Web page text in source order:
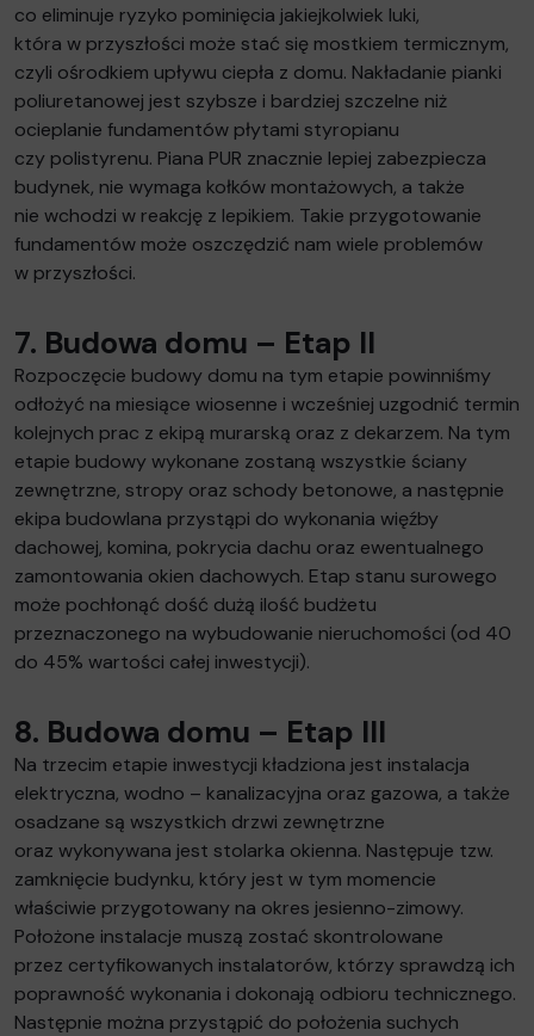
co eliminuje ryzyko pominięcia jakiejkolwiek luki,
która w przyszłości może stać się mostkiem termicznym,
czyli ośrodkiem upływu ciepła z domu. Nakładanie pianki
poliuretanowej jest szybsze i bardziej szczelne niż
ocieplanie fundamentów płytami styropianu
czy polistyrenu. Piana PUR znacznie lepiej zabezpiecza
budynek, nie wymaga kołków montażowych, a także
nie wchodzi w reakcję z lepikiem. Takie przygotowanie
fundamentów może oszczędzić nam wiele problemów
w przyszłości.
7. Budowa domu – Etap II
Rozpoczęcie budowy domu na tym etapie powinniśmy
odłożyć na miesiące wiosenne i wcześniej uzgodnić termin
kolejnych prac z ekipą murarską oraz z dekarzem. Na tym
etapie budowy wykonane zostaną wszystkie ściany
zewnętrzne, stropy oraz schody betonowe, a następnie
ekipa budowlana przystąpi do wykonania więźby
dachowej, komina, pokrycia dachu oraz ewentualnego
zamontowania okien dachowych. Etap stanu surowego
może pochłonąć dość dużą ilość budżetu
przeznaczonego na wybudowanie nieruchomości (od 40
do 45% wartości całej inwestycji).
8. Budowa domu – Etap III
Na trzecim etapie inwestycji kładziona jest instalacja
elektryczna, wodno – kanalizacyjna oraz gazowa, a także
osadzane są wszystkich drzwi zewnętrzne
oraz wykonywana jest stolarka okienna. Następuje tzw.
zamknięcie budynku, który jest w tym momencie
właściwie przygotowany na okres jesienno-zimowy.
Położone instalacje muszą zostać skontrolowane
przez certyfikowanych instalatorów, którzy sprawdzą ich
poprawność wykonania i dokonają odbioru technicznego.
Następnie można przystąpić do położenia suchych